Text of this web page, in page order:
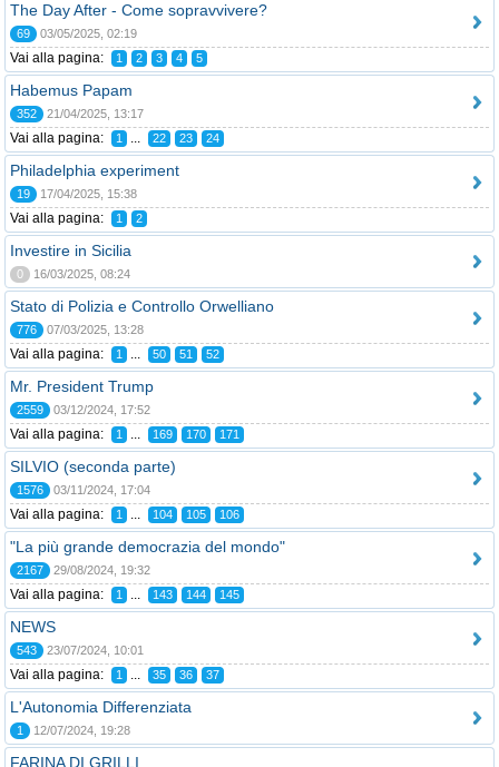
The Day After - Come sopravvivere?
69 03/05/2025, 02:19
Vai alla pagina: 1 2 3 4 5
Habemus Papam
352 21/04/2025, 13:17
Vai alla pagina: 1 ... 22 23 24
Philadelphia experiment
19 17/04/2025, 15:38
Vai alla pagina: 1 2
Investire in Sicilia
0 16/03/2025, 08:24
Stato di Polizia e Controllo Orwelliano
776 07/03/2025, 13:28
Vai alla pagina: 1 ... 50 51 52
Mr. President Trump
2559 03/12/2024, 17:52
Vai alla pagina: 1 ... 169 170 171
SILVIO (seconda parte)
1576 03/11/2024, 17:04
Vai alla pagina: 1 ... 104 105 106
"La più grande democrazia del mondo"
2167 29/08/2024, 19:32
Vai alla pagina: 1 ... 143 144 145
NEWS
543 23/07/2024, 10:01
Vai alla pagina: 1 ... 35 36 37
L'Autonomia Differenziata
1 12/07/2024, 19:28
FARINA DI GRILLI